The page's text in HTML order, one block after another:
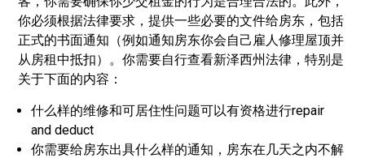
你必须根据法律要求，提供一些必要的文件给房东，包括
正式的书面通知（例如通知房东你会自己雇人修理屋顶并
从房租中抵扣）。你需要自行查看新泽西州法律，特别是
关于下面的内容：
什么样的维修和可居住性问题可以有资格进行repair
and deduct
你需要给房东出具什么样的通知，房东在几天之内不解